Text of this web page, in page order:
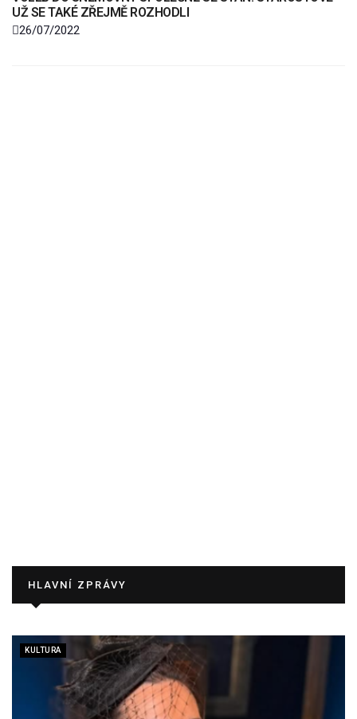
UŽ SE TAKÉ ZŘEJMĚ ROZHODLI
26/07/2022
HLAVNÍ ZPRÁVY
KULTURA